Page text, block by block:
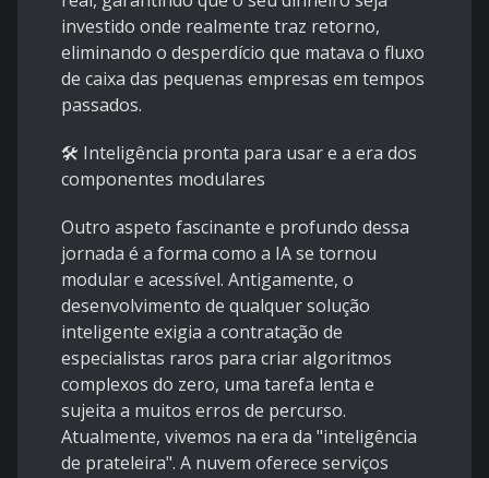
investido onde realmente traz retorno,
eliminando o desperdício que matava o fluxo
de caixa das pequenas empresas em tempos
passados.
🛠️ Inteligência pronta para usar e a era dos
componentes modulares
Outro aspeto fascinante e profundo dessa
jornada é a forma como a IA se tornou
modular e acessível. Antigamente, o
desenvolvimento de qualquer solução
inteligente exigia a contratação de
especialistas raros para criar algoritmos
complexos do zero, uma tarefa lenta e
sujeita a muitos erros de percurso.
Atualmente, vivemos na era da "inteligência
de prateleira". A nuvem oferece serviços